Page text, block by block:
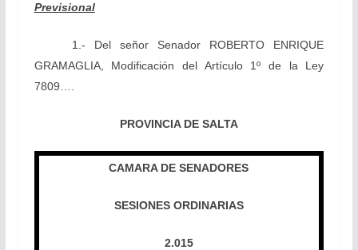
Previsional
1.- Del señor Senador ROBERTO ENRIQUE
GRAMAGLIA, Modificación del Artículo 1º de la Ley
7809….
PROVINCIA DE SALTA
CAMARA DE SENADORES
SESIONES ORDINARIAS
2.015